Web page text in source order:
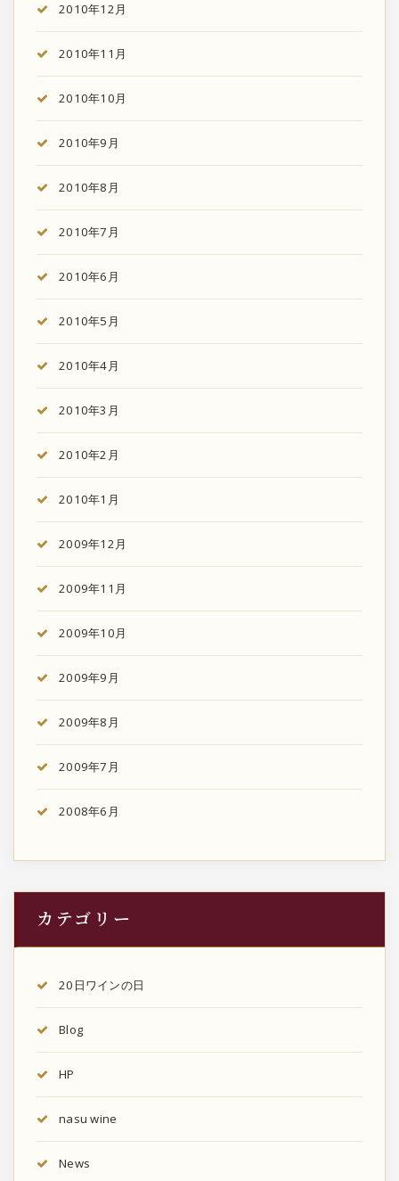
2010年12月
2010年11月
2010年10月
2010年9月
2010年8月
2010年7月
2010年6月
2010年5月
2010年4月
2010年3月
2010年2月
2010年1月
2009年12月
2009年11月
2009年10月
2009年9月
2009年8月
2009年7月
2008年6月
カテゴリー
20日ワインの日
Blog
HP
nasu wine
News